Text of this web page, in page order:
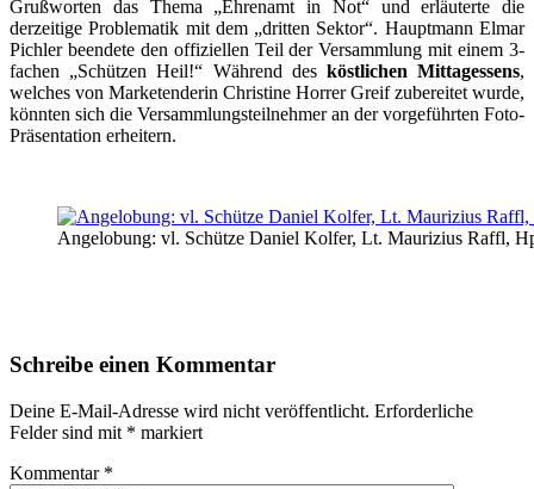
Grußworten das Thema „Ehrenamt in Not“ und erläuterte die
derzeitige Problematik mit dem „dritten Sektor“. Hauptmann Elmar
Pichler beendete den offiziellen Teil der Versammlung mit einem 3-
fachen „Schützen Heil!“ Während des köstlichen Mittagessens,
welches von Marketenderin Christine Horrer Greif zubereitet wurde,
könnten sich die Versammlungsteilnehmer an der vorgeführten Foto-
Präsentation erheitern.
Angelobung: vl. Schütze Daniel Kolfer, Lt. Maurizius Raffl,
Schreibe einen Kommentar
Deine E-Mail-Adresse wird nicht veröffentlicht. Erforderliche
Felder sind mit * markiert
Kommentar *